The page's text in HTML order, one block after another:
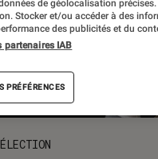
de géolocalisation
Stocker et/ou accéder à des
des publicités et du
partenaires IAB
PRÉFÉRENCES